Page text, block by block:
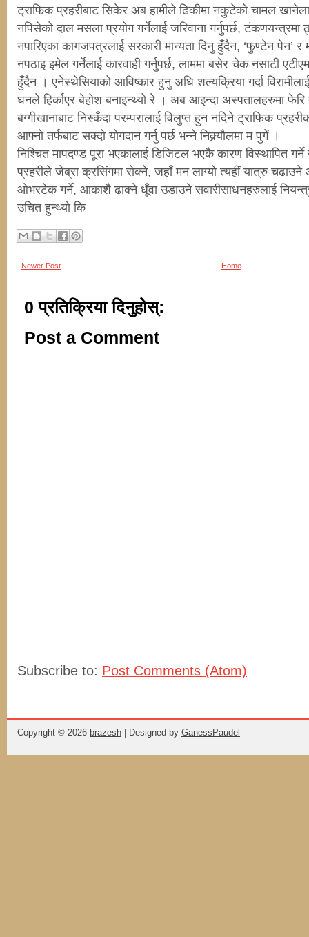
ट्राफिक प्रहरीबाट सिकेर अब हामीले ढिकीमा नकुटेको चामल
नपिसेको दाल मसला प्रयोग गर्नेलाई जरिवाना गर्नुपर्छ, टंकणयन्त्रमा
नपारिएका कागजपत्रलाई सरकारी मान्यता दिनु हुँदैन, ‘फुण्टेन पेन’
नपठाइ इमेल गर्नेलाई कारवाही गर्नुपर्छ, लाममा बसेर चेक नसाटी
हुँदैन । एनेस्थेसियाको आविष्कार हुनु अघि शल्यक्रिया गर्दा
घनले हिर्काएर बेहोश बनाइन्थ्यो रे । अब आइन्दा अस्पतालहरुमा फेरि
बग्गीखानाबाट निस्कँदा परम्परालाई विलुप्त हुन नदिने ट्राफिक
आफ्नो तर्फबाट सक्दो योगदान गर्नु पर्छ भन्ने निक्र्यौलमा म पुगें ।
निश्चित मापदण्ड पूरा भएकालाई डिजिटल भएकै कारण विस्थापित
प्रहरीले जेब्रा क्रसिंगमा रोक्ने, जहाँ मन लाग्यो त्यहीं यात्रु चढाउने
ओभरटेक गर्ने, आकाशै ढाक्ने धूँवा उडाउने सवारीसाधनहरुलाई
उचित हुन्थ्यो कि
Newer Post Home
0 प्रतिक्रिया दिनुहोस्:
Post a Comment
Subscribe to: Post Comments (Atom)
Copyright © 2026 brazesh | Designed by GanessPaudel